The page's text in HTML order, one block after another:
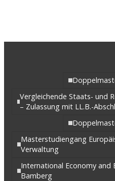
WiSe 2026 / 2027
Herunterladen
Zur Erlaeterung
Beschlüsse_Aug
Herunterladen
Vergleichende Staats- und
– Zulassung mit LL.B.-
Masterstudiengang
Verwaltung
International Economy and
Bamberg